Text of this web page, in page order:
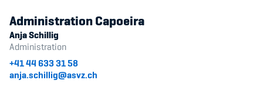
Administration Capoeira
Anja Schillig
Administration
+41 44 633 31 58
anja.schillig@asvz.ch